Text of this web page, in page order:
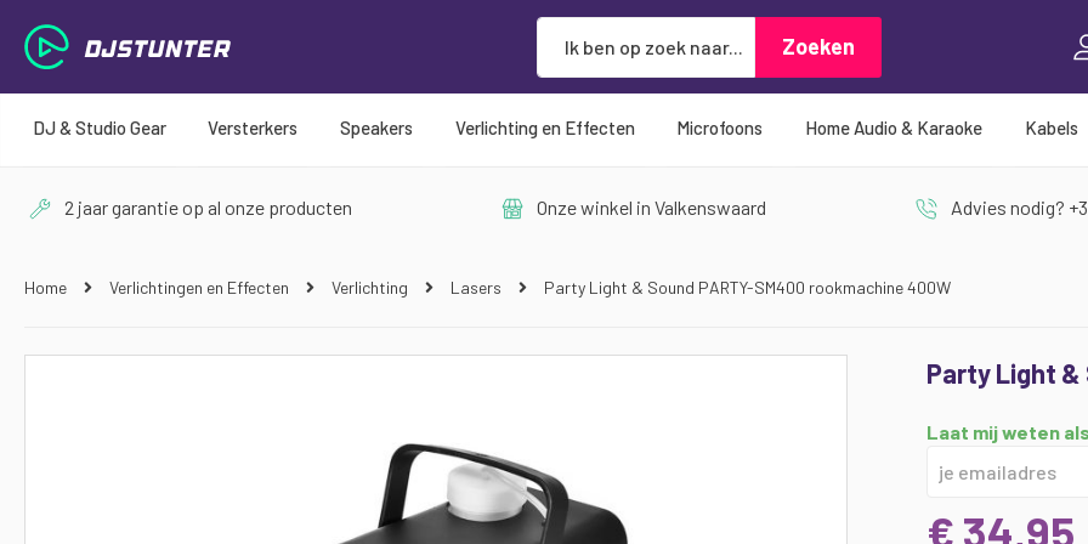
Zoeken
DJ & Studio Gear Versterkers Speakers Verlichting en Effecten Microfoons Home Audio & Karaoke Kabels
2 jaar garantie op al onze producten Onze winkel in Valkenswaard Advies nodig?
Home Verlichtingen en Effecten Verlichting Lasers Party Light & Sound PARTY-SM400 rookmachine 400W
Party Light &
Laat mij weten
€ 34,95